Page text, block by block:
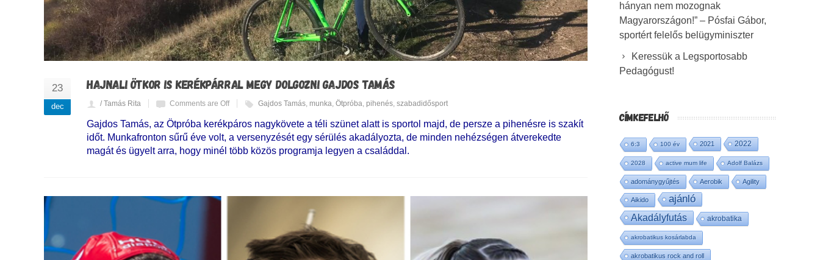
23
dec
HAJNALI ÖTKOR IS KERÉKPÁRRAL MEGY DOLGOZNI GAJDOS TAMÁS
/ Tamás Rita Comments are Off Gajdos Tamás munka Ötpróba pihenés szabadidősport
Gajdos Tamás, az Ötpróba kerékpáros nagykövete a téli szünet alatt is sportol majd, de persze a pihenésre is szakít
időt. Munkafronton sűrű éve volt, a versenyzését egy sérülés akadályozta, de minden nehézségen átverekedte
magát és ügyelt arra, hogy minél több közös programja legyen a családdal.
hányan nem mozognak
Magyarországon!” – Pósfai Gábor,
sportért felelős belügyminiszter
Keressük a Legsportosabb
Pedagógust!
CÍMKEFELHŐ
6:3 100 év 2021 2022
2028 active mum life Adolf Balázs
adománygyűjtés Aerobik Agility
Aikido ajánló
Akadályfutás akrobatika
akrobatikus kosárlabda
akrobatikus rock and roll